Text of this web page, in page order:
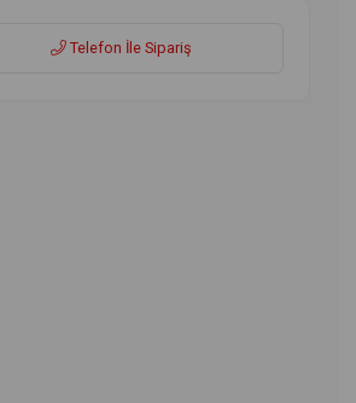
Telefon İle Sipariş